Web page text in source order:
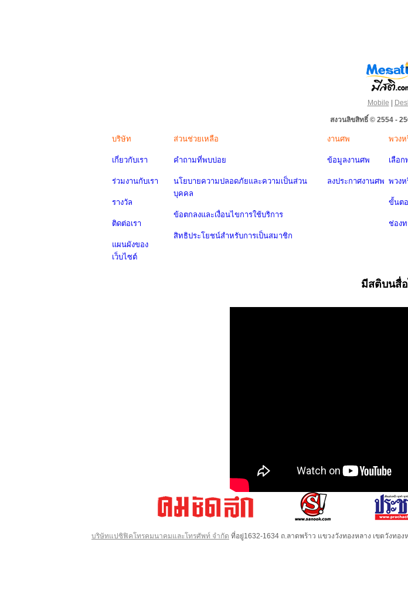
Mobile |
สงวนลิขสิทธิ์ © 2554 -
บริษัท
เกี่ยวกับเรา
ร่วมงานกับเรา
รางวัล
ติดต่อเรา
แผนผังของ
เว็บไซต์
ส่วนช่วยเหลือ
คำถามที่พบบ่อย
นโยบายความปลอดภัยและความเป็นส่วน
บุคคล
ข้อตกลงและเงื่อนไขการใช้บริการ
สิทธิประโยชน์สำหรับการเป็นสมาชิก
งานศพ
ข้อมูลงานศพ
ลงประกาศงานศพ
พวง
เลือก
พวง
ขั้นต
ช่อง
มีสติบนสื่
บริษัทแปซิฟิคโทรคมนาคมและโทรศัพท์ จำกัด ที่อยู่1632-1634 ถ.ลาดพร้าว แขวงวังทองหลาง เขตวังทอ